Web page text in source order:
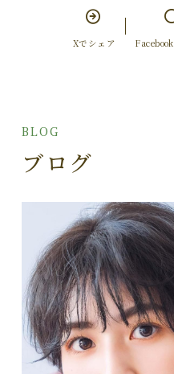
Xでシェア
BLOG
ブログ